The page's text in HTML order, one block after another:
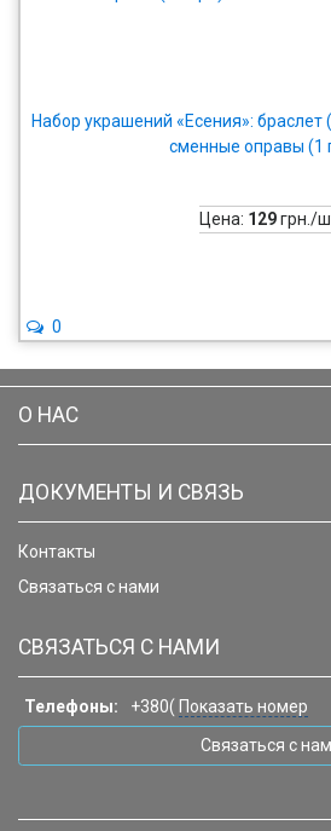
Набор украшений «Есения»: браслет
сменные оправы (1
Цена: 129грн./
0
О НАС
ДОКУМЕНТЫ И СВЯЗЬ
Контакты
Связаться с нами
СВЯЗАТЬСЯ С НАМИ
Телефоны: +380( Показать номер
Связаться с